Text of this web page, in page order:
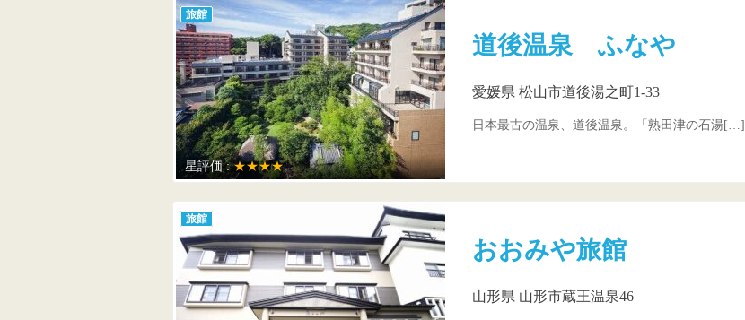
旅館
星評価 :★★★★
道後温泉 ふなや
愛媛県 松山市道後湯之町1-33
日本最古の温泉、道後温泉。「熟田津の石湯[…]
旅館
おおみや旅館
山形県 山形市蔵王温泉46